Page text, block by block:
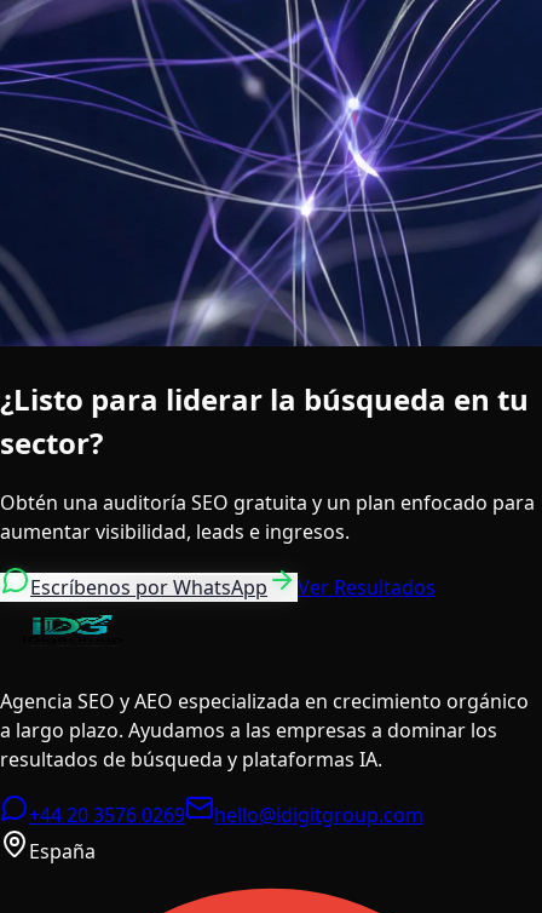
¿Listo para liderar la búsqueda en tu
sector?
Obtén una auditoría SEO gratuita y un plan enfocado para
aumentar visibilidad, leads e ingresos.
Escríbenos por WhatsApp Ver Resultados
Agencia SEO y AEO especializada en crecimiento orgánico
a largo plazo. Ayudamos a las empresas a dominar los
resultados de búsqueda y plataformas IA.
+44 20 3576 0269
hello@idigitgroup.com
España